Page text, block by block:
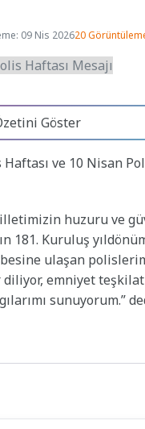
09 Nis 202620
Göster
Haftası ve 10 Nisan
huzuru ve
181. Kuruluş
ulaşan
emniyet
sunuyorum.”